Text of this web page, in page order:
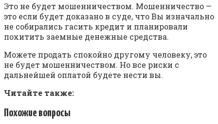
Это не будет мошенничеством. Мошенничество —
это если будет доказано в суде, что Вы изначально
не собирались гасить кредит и планировали
похитить заемные денежные средства.
Можете продать спокойно другому человеку, это
не будет мошенничеством. Но все риски с
дальнейшей оплатой будете нести вы.
Читайте также:
Похожие вопросы